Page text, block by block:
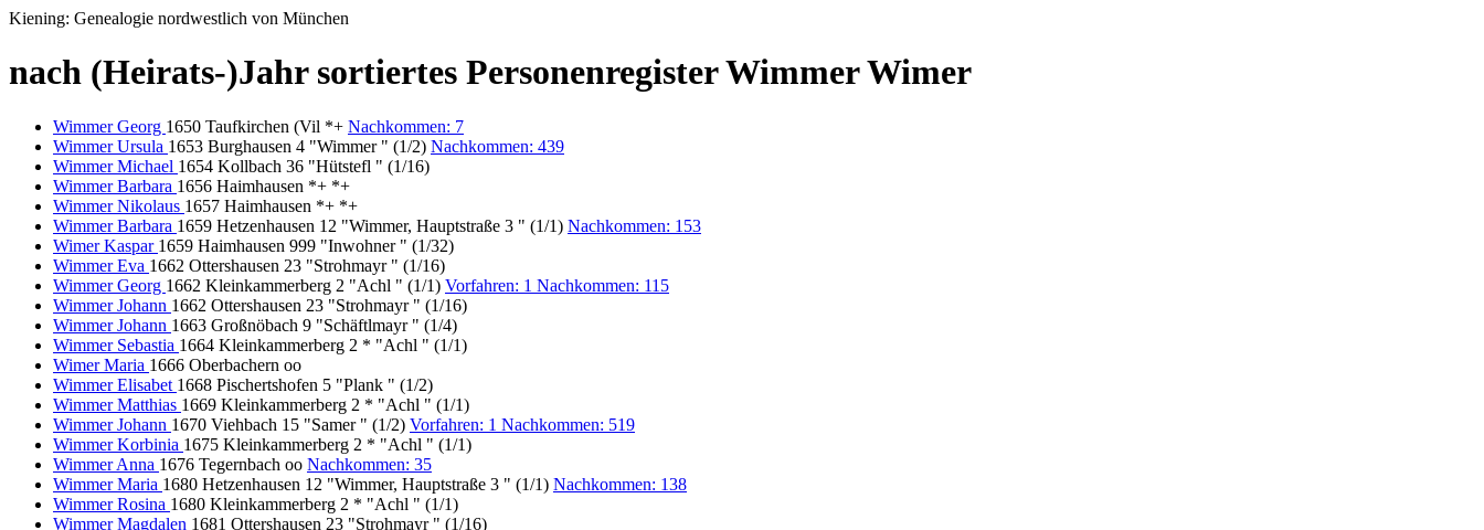
Kiening: Genealogie nordwestlich von München
nach (Heirats-)Jahr sortiertes Personenregister Wimmer Wimer
Wimmer Georg 1650 Taufkirchen (Vil *+ Nachkommen: 7
Wimmer Ursula 1653 Burghausen 4 "Wimmer " (1/2) Nachkommen: 439
Wimmer Michael 1654 Kollbach 36 "Hütstefl " (1/16)
Wimmer Barbara 1656 Haimhausen *+ *+
Wimmer Nikolaus 1657 Haimhausen *+ *+
Wimmer Barbara 1659 Hetzenhausen 12 "Wimmer, Hauptstraße 3 " (1/1) Nachkommen: 153
Wimer Kaspar 1659 Haimhausen 999 "Inwohner " (1/32)
Wimmer Eva 1662 Ottershausen 23 "Strohmayr " (1/16)
Wimmer Georg 1662 Kleinkammerberg 2 "Achl " (1/1) Vorfahren: 1 Nachkommen: 115
Wimmer Johann 1662 Ottershausen 23 "Strohmayr " (1/16)
Wimmer Johann 1663 Großnöbach 9 "Schäftlmayr " (1/4)
Wimmer Sebastia 1664 Kleinkammerberg 2 * "Achl " (1/1)
Wimer Maria 1666 Oberbachern oo
Wimmer Elisabet 1668 Pischertshofen 5 "Plank " (1/2)
Wimmer Matthias 1669 Kleinkammerberg 2 * "Achl " (1/1)
Wimmer Johann 1670 Viehbach 15 "Samer " (1/2) Vorfahren: 1 Nachkommen: 519
Wimmer Korbinia 1675 Kleinkammerberg 2 * "Achl " (1/1)
Wimmer Anna 1676 Tegernbach oo Nachkommen: 35
Wimmer Maria 1680 Hetzenhausen 12 "Wimmer, Hauptstraße 3 " (1/1) Nachkommen: 138
Wimmer Rosina 1680 Kleinkammerberg 2 * "Achl " (1/1)
Wimmer Magdalen 1681 Ottershausen 23 "Strohmayr " (1/16)